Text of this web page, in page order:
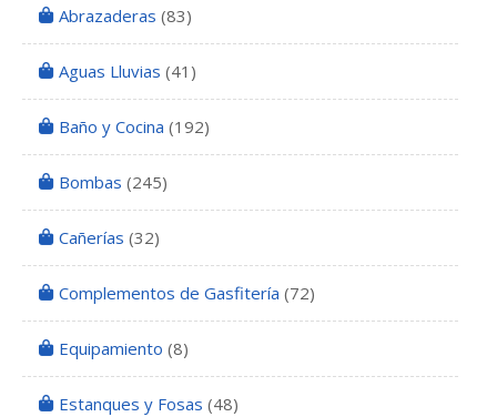
Abrazaderas (83)
Aguas Lluvias (41)
Baño y Cocina (192)
Bombas (245)
Cañerías (32)
Complementos de Gasfitería (72)
Equipamiento (8)
Estanques y Fosas (48)